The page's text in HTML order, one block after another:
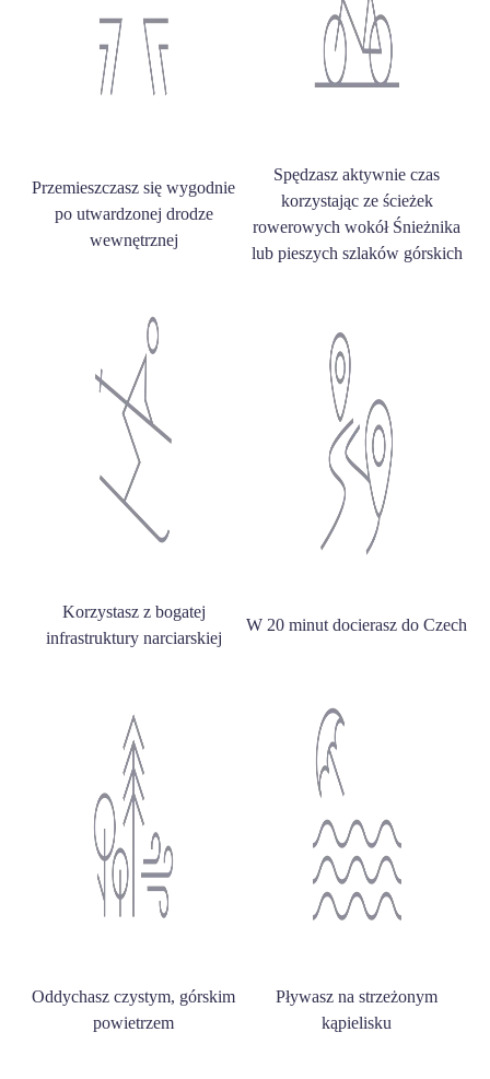
Przemieszczasz się wygodnie
po utwardzonej drodze
wewnętrznej
Spędzasz aktywnie czas
korzystając ze ścieżek
rowerowych wokół Śnieżnika
lub pieszych szlaków górskich
Korzystasz z bogatej
infrastruktury narciarskiej
W 20 minut docierasz do Czech
Oddychasz czystym, górskim
powietrzem
Pływasz na strzeżonym
kąpielisku